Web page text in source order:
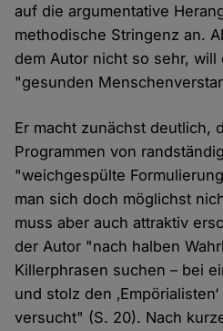
auf die argumentative
methodische Stringenz an.
dem Autor nicht so sehr, will
"gesunden
Er macht zunächst deutlich,
Programmen von
"weichgespülte
man sich doch möglichst
muss aber auch attraktiv
der Autor "nach halben
Killerphrasen suchen – bei
und stolz den
versucht" (S. 20). Nach